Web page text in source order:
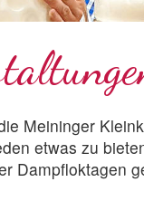
Meininger
etwas zu
Dampfloktagen